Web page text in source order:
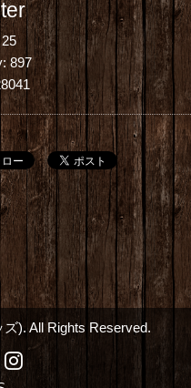
25
897
ズ). All Rights Reserved.